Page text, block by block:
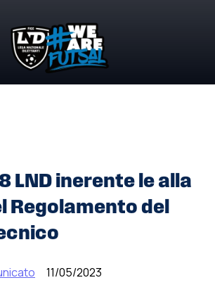
LND inerente le alla
Regolamento del
11/05/2023